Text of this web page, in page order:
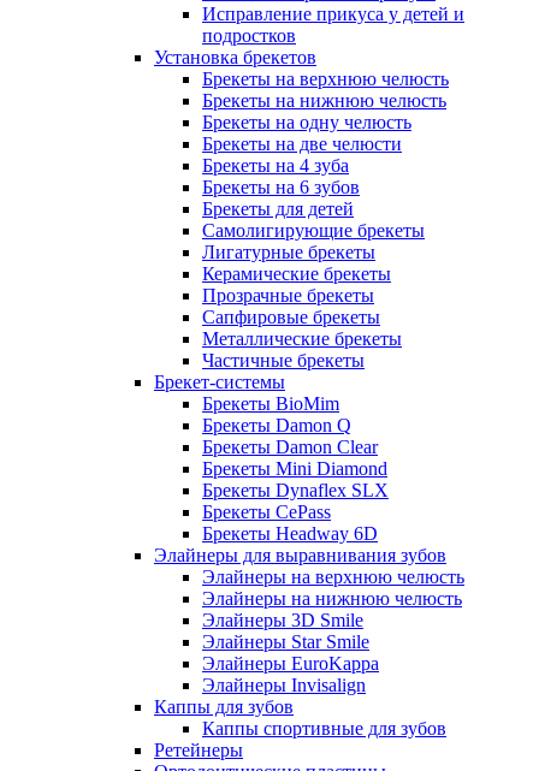
Исправление прикуса у детей и
подростков
Установка брекетов
Брекеты на верхнюю челюсть
Брекеты на нижнюю челюсть
Брекеты на одну челюсть
Брекеты на две челюсти
Брекеты на 4 зуба
Брекеты на 6 зубов
Брекеты для детей
Самолигирующие брекеты
Лигатурные брекеты
Керамические брекеты
Прозрачные брекеты
Сапфировые брекеты
Металлические брекеты
Частичные брекеты
Брекет-системы
Брекеты BioMim
Брекеты Damon Q
Брекеты Damon Clear
Брекеты Mini Diamond
Брекеты Dynaflex SLX
Брекеты CePass
Брекеты Headway 6D
Элайнеры для выравнивания зубов
Элайнеры на верхнюю челюсть
Элайнеры на нижнюю челюсть
Элайнеры 3D Smile
Элайнеры Star Smile
Элайнеры EuroKappa
Элайнеры Invisalign
Каппы для зубов
Каппы спортивные для зубов
Ретейнеры